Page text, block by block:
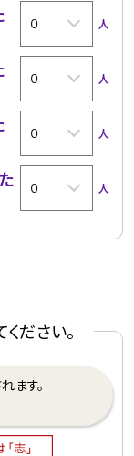
人
人
人
人
ださい。
ます。